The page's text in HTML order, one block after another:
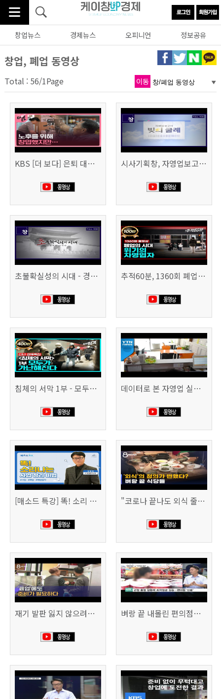
창업뉴스 경제뉴스 오피니언 정보공유
창업, 폐업 동영상
Total : 56/1Page 이동
KBS [더 보다] 은퇴 대신 폐업 시사기획창, 자영업보고서 빚의 굴레 507회 (KBS 25.6.10)
초불확실성의 시대 - 경제를 구하라 494회 (KBS 25.2.11) 추적60분, 1360회 폐업의 시대, 위기의 자영업자
침체의 서막 1부 - 모두가 가난해진다 | 시사직격 신년특집 데이터로 본 자영업 실태 - 매출 '뚝', 장수 업소도 '휘청'
[매소드 특강] 똑! 소리 나는 사업 정리 비법 "코로나 끝나도 외식 줄이겠다"…위기의 식당들 (SBS 8시 뉴스)
재기 발판 잃지 않으려면…'폐업'에도 준비가 필요하다 (SBS 8시 뉴스) 벼랑 끝 내몰린 편의점…“희망폐업 요구” vs “위약금 정당” (SBS CNBC)